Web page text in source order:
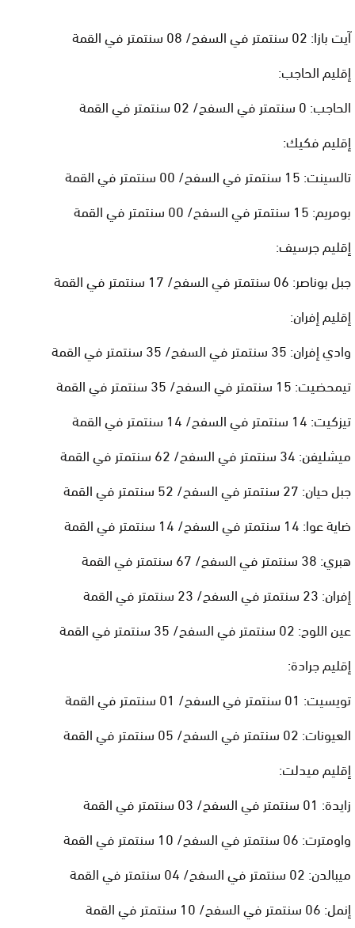
آيت بازا: 02 سنتمتر في السفح/ 08 سنتمتر في القمة
إقليم الحاجب:
الحاجب: 0 سنتمتر في السفح/ 02 سنتمتر في القمة
إقليم فكيك:
تالسينت: 15 سنتمتر في السفح/ 00 سنتمتر في القمة
بومريم: 15 سنتمتر في السفح/ 00 سنتمتر في القمة
إقليم جرسيف:
جبل بوناصر: 06 سنتمتر في السفح/ 17 سنتمتر في القمة
إقليم إفران:
وادي إفران: 35 سنتمتر في السفح/ 35 سنتمتر في القمة
تيمحضيت: 15 سنتمتر في السفح/ 35 سنتمتر في القمة
تيزكيت: 14 سنتمتر في السفح/ 14 سنتمتر في القمة
ميشليفن: 34 سنتمتر في السفح/ 62 سنتمتر في القمة
جبل حيان: 27 سنتمتر في السفح/ 52 سنتمتر في القمة
ضاية عوا: 14 سنتمتر في السفح/ 14 سنتمتر في القمة
هبري: 38 سنتمتر في السفح/ 67 سنتمتر في القمة
إفران: 23 سنتمتر في السفح/ 23 سنتمتر في القمة
عين اللوح: 02 سنتمتر في السفح/ 35 سنتمتر في القمة
إقليم جرادة:
تويسيت: 01 سنتمتر في السفح/ 01 سنتمتر في القمة
العيونات: 02 سنتمتر في السفح/ 05 سنتمتر في القمة
إقليم ميدلت:
زايدة: 01 سنتمتر في السفح/ 03 سنتمتر في القمة
واومترت: 06 سنتمتر في السفح/ 10 سنتمتر في القمة
ميبالدن: 02 سنتمتر في السفح/ 04 سنتمتر في القمة
إنمل: 06 سنتمتر في السفح/ 10 سنتمتر في القمة